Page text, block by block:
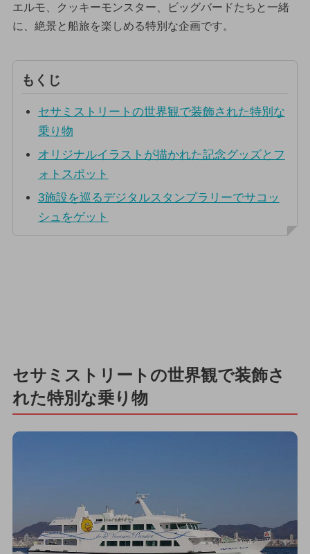
エルモ、クッキーモンスター、ビッグバードたちと一緒
に、絶景と船旅を楽しめる特別な企画です。
もくじ
セサミストリートの世界観で装飾された特別な
乗り物
オリジナルイラストが描かれた記念グッズとフ
ォトスポット
3施設を巡るデジタルスタンプラリーでサコッ
シュをゲット
セサミストリートの世界観で装飾さ
れた特別な乗り物